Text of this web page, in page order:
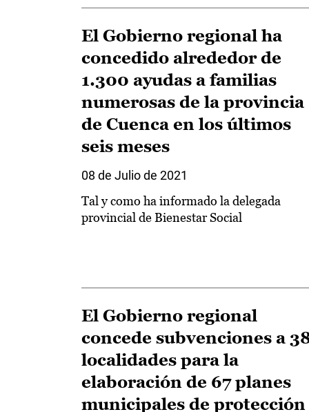
El Gobierno regional ha
concedido alrededor de
1.300 ayudas a familias
numerosas de la provincia
de Cuenca en los últimos
seis meses
08 de Julio de 2021
Tal y como ha informado la delegada
provincial de Bienestar Social
El Gobierno regional
concede subvenciones a
localidades para la
elaboración de 67 planes
municipales de protección